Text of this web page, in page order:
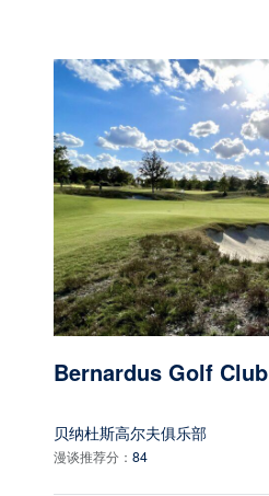
Bernardus Golf Club
贝纳杜斯高尔夫俱乐部
漫谈推荐分： 84